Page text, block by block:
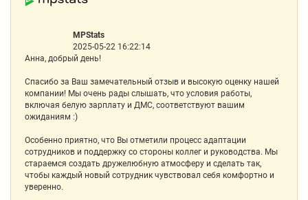
MPStats
2025-05-22 16:22:14
Анна, добрый день!
Спасибо за Ваш замечательный отзыв и высокую оценку нашей
компании! Мы очень рады слышать, что условия работы,
включая белую зарплату и ДМС, соответствуют вашим
ожиданиям :)
Особенно приятно, что Вы отметили процесс адаптации
сотрудников и поддержку со стороны коллег и руководства. Мы
стараемся создать дружелюбную атмосферу и сделать так,
чтобы каждый новый сотрудник чувствовал себя комфортно и
уверенно.